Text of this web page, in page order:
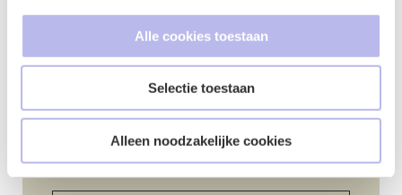
Alle cookies toestaan
Selectie toestaan
Alleen noodzakelijke cookies